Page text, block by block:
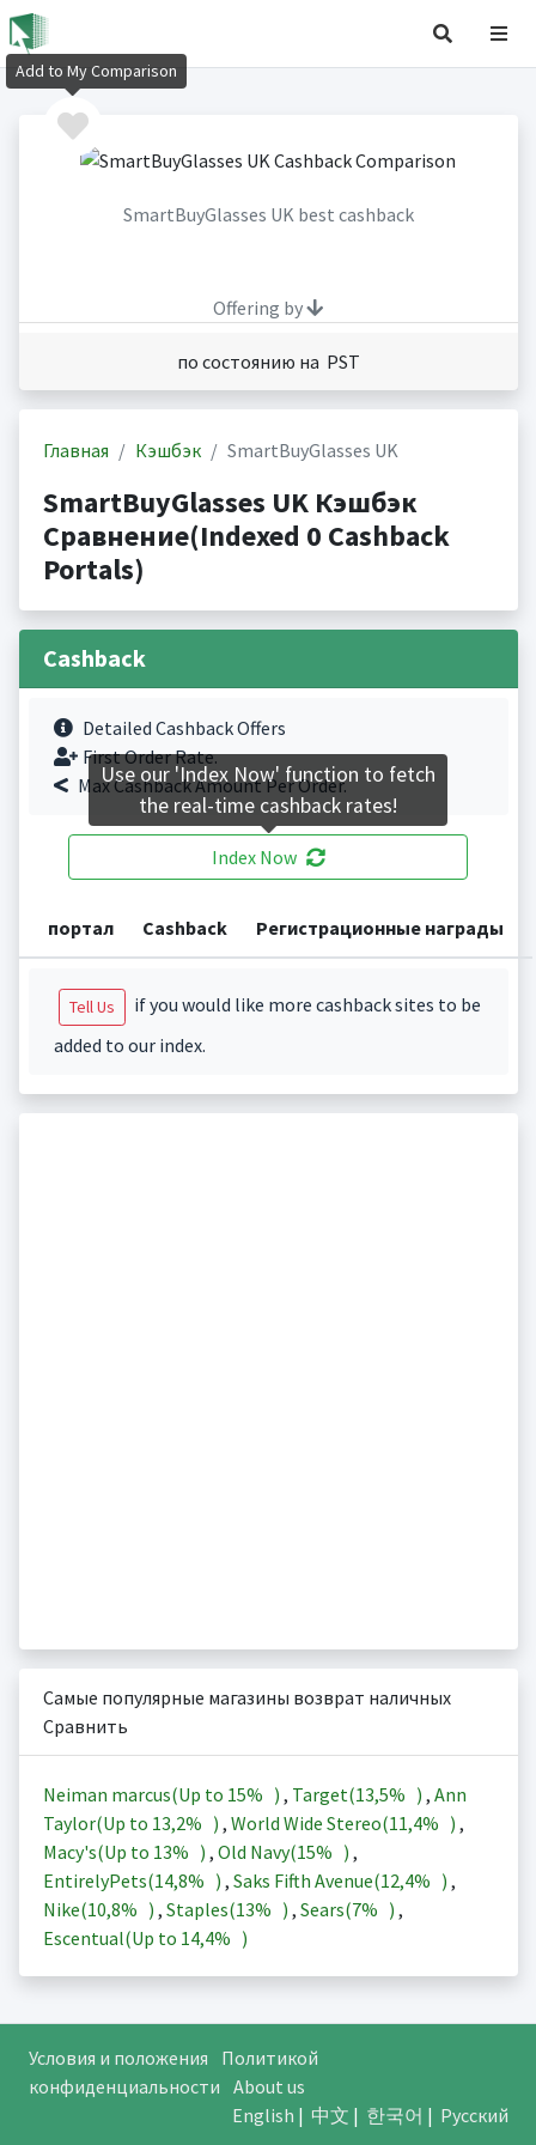
SmartBuyGlasses UK best cashback
Offering by
по состоянию на PST
Главная Кэшбэк SmartBuyGlasses UK
SmartBuyGlasses UK Кэшбэк
Сравнение(Indexed 0 Cashback
Portals)
Cashback
Detailed Cashback Offers
First Order Rate.
Max Cashback Amount Per Order.
Index Now
портал Cashback Регистрационные награды
Tell Us
if you would like more cashback sites to be
added to our index.
Самые популярные магазины возврат наличных
Сравнить
Neiman marcus(Up to 15% ) , Target(13,5% ) , Ann
Taylor(Up to 13,2% ) , World Wide Stereo(11,4% ) ,
Macy's(Up to 13% ) , Old Navy(15% ) ,
EntirelyPets(14,8% ) , Saks Fifth Avenue(12,4% ) ,
Nike(10,8% ) , Staples(13% ) , Sears(7% ) ,
Escentual(Up to 14,4% )
Условия и положения
Политикой
конфиденциальности About us
English | 中文 | 한국어 | Русский
Add to My Comparison
Use our 'Index Now' function to fetch
the real-time cashback rates!